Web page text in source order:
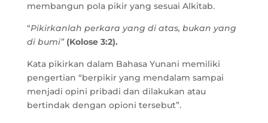
membangun pola pikir yang sesuai Alkitab.
“Pikirkanlah perkara yang di atas, bukan yang
di bumi” (Kolose 3:2).
Kata pikirkan dalam Bahasa Yunani memiliki
pengertian “berpikir yang mendalam sampai
menjadi opini pribadi dan dilakukan atau
bertindak dengan opioni tersebut”.